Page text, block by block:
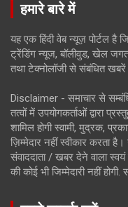
हमारे बारे में
यह एक हिंदी वेब न्यूज़ पोर्टल है
ट्रेंडिंग न्यूज, बॉलीवुड, खेल
तथा टेक्नोलॉजी से संबंधित खबरें
Disclaimer - समाचार से
तत्वों में उपयोगकर्ताओं द्वारा
शामिल होगी स्वामी, मुद्रक,
ज़िम्मेदार नहीं स्वीकार करता
संवाददाता / खबर देने वाला
की कोई भी जिम्मेदारी नहीं होगी.